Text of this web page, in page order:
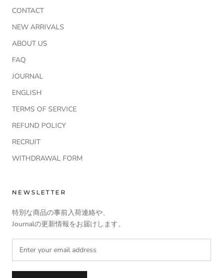
CONTACT
NEW ARRIVALS
ABOUT US
FAQ
JOURNAL
ENGLISH
TERMS OF SERVICE
REFUND POLICY
RECRUIT
WITHDRAWAL FORM
NEWSLETTER
特別な商品の事前入荷連絡や、
Journalの更新情報をお届けします。